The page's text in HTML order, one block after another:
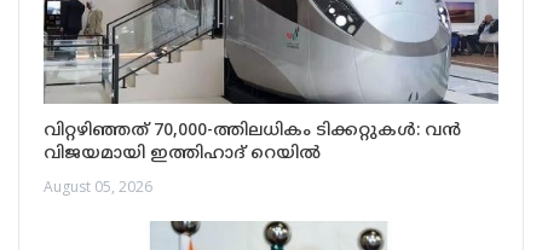
വിറ്റഴിഞ്ഞത് 70,000-ത്തിലധികം ടിക്കറ്റുകൾ: വൻ
വിജയമായി ഇത്തിഹാദ് റെയിൽ
August 05, 2026